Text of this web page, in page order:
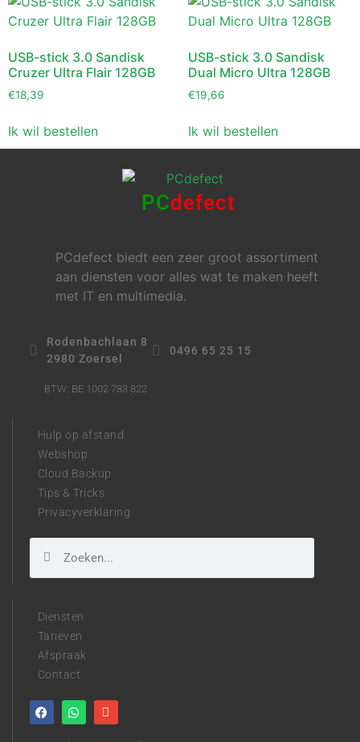
USB-stick 3.0 Sandisk
Cruzer Ultra Flair 128GB
€18,39
Ik wil bestellen
USB-stick 3.0 Sandisk
Dual Micro Ultra 128GB
€19,66
Ik wil bestellen
PCdefect
PCdefect biedt een zeer groot assortiment
aan diensten voor alles wat te maken heeft
met IT en multimedia.
Rodenbachlaan 8
2980 Zoersel
0496 65 25 15
BTW: BE 1002 783 822
Hulp op afstand
Webshop
Cloud Backup
Tips & Tricks
Privacyverklaring
Diensten
Tarieven
Afspraak
Contact